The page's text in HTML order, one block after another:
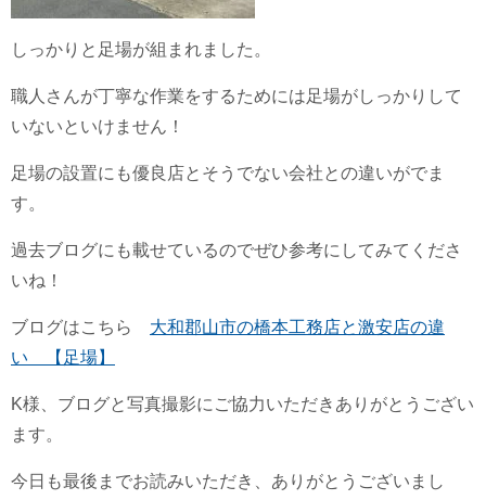
しっかりと足場が組まれました。
職人さんが丁寧な作業をするためには足場がしっかりして
いないといけません！
足場の設置にも優良店とそうでない会社との違いがでま
す。
過去ブログにも載せているのでぜひ参考にしてみてくださ
いね！
ブログはこちら 大和郡山市の橋本工務店と激安店の違
い 【足場】
K様、ブログと写真撮影にご協力いただきありがとうござい
ます。
今日も最後までお読みいただき、ありがとうございまし